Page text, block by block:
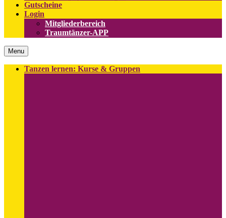
Gutscheine
Login
Mitgliederbereich
Traumtänzer-APP
Menu
Tanzen lernen: Kurse & Gruppen